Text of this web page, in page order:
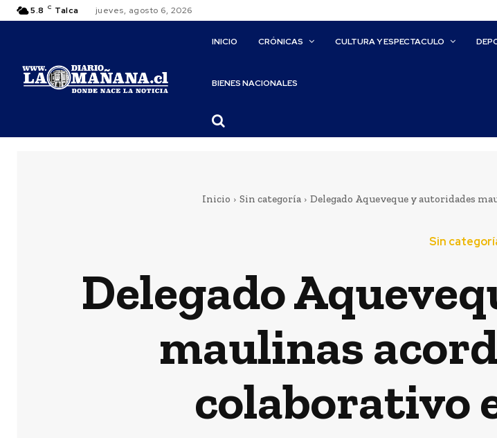
5.8 C Talca jueves, agosto 6, 2026
INICIO CRÓNICAS CULTURA Y ESPECTACULO
BIENES NACIONALES
Inicio Sin categoría Delegado Aqueveque y autoridades
Sin
Delegado
maulinas
colaborativo